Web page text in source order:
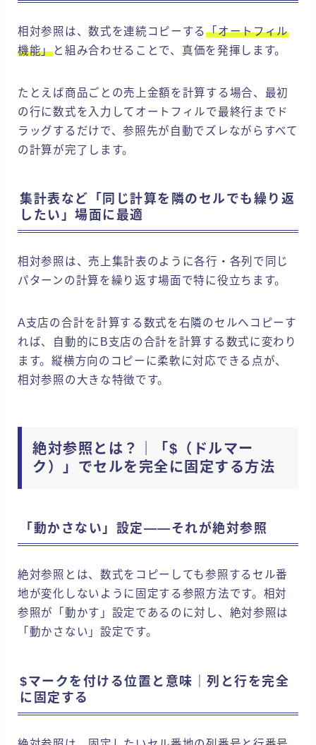
相対参照は、数式を連続コピーする「オートフィル
機能」と組み合わせることで、真価を発揮します。
たとえば商品ごとの売上金額を計算する場合、最初
の行に数式を入力してオートフィルで最終行までド
ラッグするだけで、参照先が自動でズレながらすべて
の計算が完了します。
集計表など「同じ計算を隣のセルでも繰り返
したい」場面に最適
相対参照は、売上集計表のように各行・各列で同じ
パターンの計算を繰り返す場面で特に役立ちます。
A支店の合計を計算する数式を右隣のセルへコピーす
れば、自動的にB支店の合計を計算する数式に変わり
ます。縦横方向のコピーに柔軟に対応できる点が、
相対参照の大きな特徴です。
絶対参照とは？｜「$（ドルマー
ク）」でセルを完全に固定する方法
「動かさない」設定——それが絶対参照
絶対参照とは、数式をコピーしても参照するセル番
地が変化しないように固定する参照方法です。相対
参照が「動かす」設定であるのに対し、絶対参照は
「動かさない」設定です。
$マークを付ける位置と意味｜列と行を完全
に固定する